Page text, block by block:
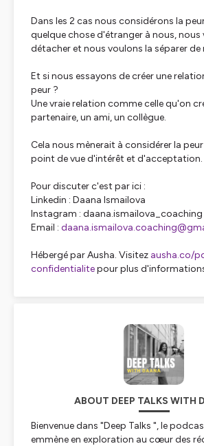
Dans les 2 cas nous considérons la
quelque chose d'étranger à nous, nous
détacher et nous voulons la séparer de
Et si nous essayons de créer une
peur ?
Une vraie relation comme celle qu'on
partenaire, un ami, un collègue.
Cela nous mènerait à considérer la
point de vue d'intérêt et d'acceptation.
Pour discuter c'est par ici :
Linkedin : Daana Ismailova
Instagram : daana.ismailova_coaching
Email :
Hébergé par Ausha. Visitez ausha.co/
confidentialitepour plus
ABOUT DEEP TALKS WITH
Bienvenue dans "Deep Talks ", le
emmène en exploration au cœur des